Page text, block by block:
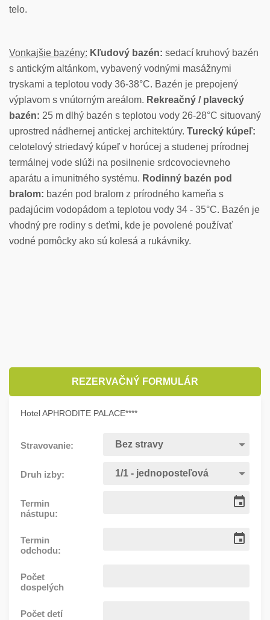
telo.
Vonkajšie bazény: Kľudový bazén: sedací kruhový bazén
s antickým altánkom, vybavený vodnými masážnymi
tryskami a teplotou vody 36-38°C. Bazén je prepojený
výplavom s vnútorným areálom. Rekreačný / plavecký
bazén: 25 m dlhý bazén s teplotou vody 26-28°C situovaný
uprostred nádhernej antickej architektúry. Turecký kúpeľ:
celotelový striedavý kúpeľ v horúcej a studenej prírodnej
termálnej vode slúži na posilnenie srdcovocievneho
aparátu a imunitného systému. Rodinný bazén pod
bralom: bazén pod bralom z prírodného kameňa s
padajúcim vodopádom a teplotou vody 34 - 35°C. Bazén je
vhodný pre rodiny s deťmi, kde je povolené používať
vodné pomôcky ako sú kolesá a rukávniky.
REZERVAČNÝ FORMULÁR
Hotel APHRODITE PALACE****
Stravovanie:
Druh izby:
Termin
nástupu:
Termin
odchodu:
Počet
dospelých
Počet detí